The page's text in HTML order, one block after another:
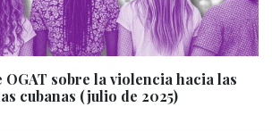
OGAT sobre la violencia hacia las
cubanas (julio de 2025)